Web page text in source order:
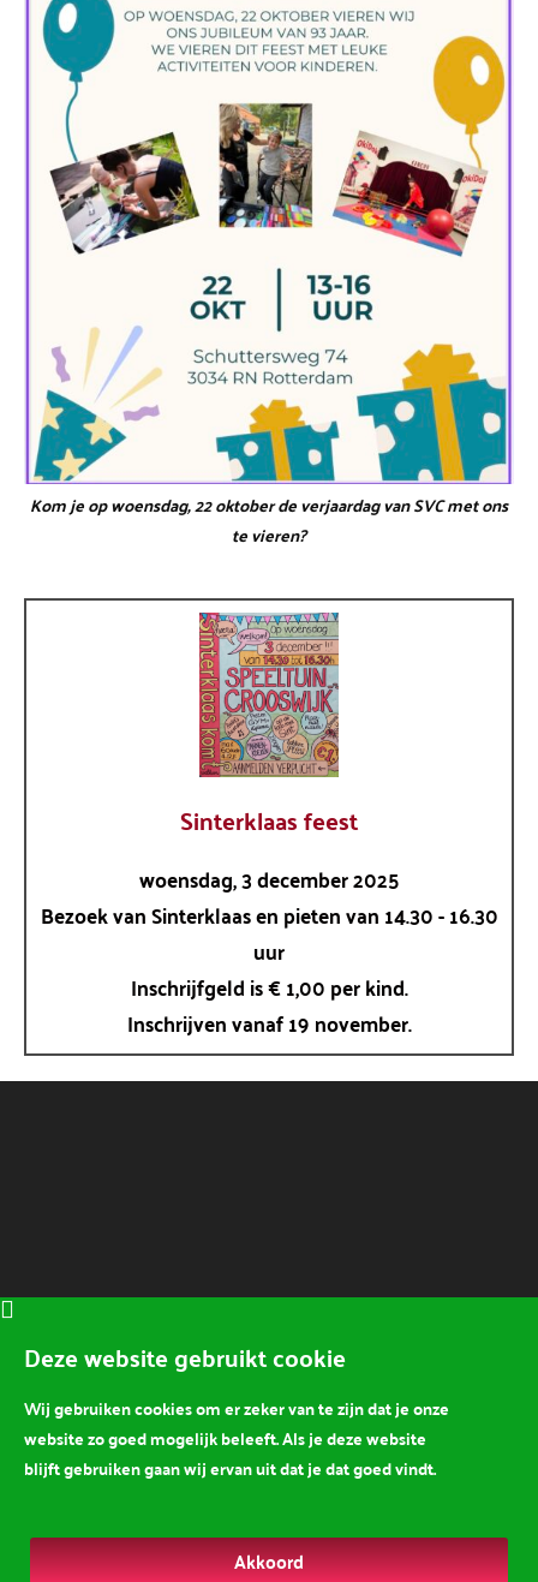
Kom je op woensdag, 22 oktober de verjaardag van SVC met ons
te vieren?
Sinterklaas feest
woensdag, 3 december 2025
Bezoek van Sinterklaas en pieten van 14.30 - 16.30
uur
Inschrijfgeld is € 1,00 per kind.
Inschrijven vanaf 19 november.
Deze website gebruikt cookie
Wij gebruiken cookies om er zeker van te zijn dat je onze
website zo goed mogelijk beleeft. Als je deze website
blijft gebruiken gaan wij ervan uit dat je dat goed vindt.
Akkoord